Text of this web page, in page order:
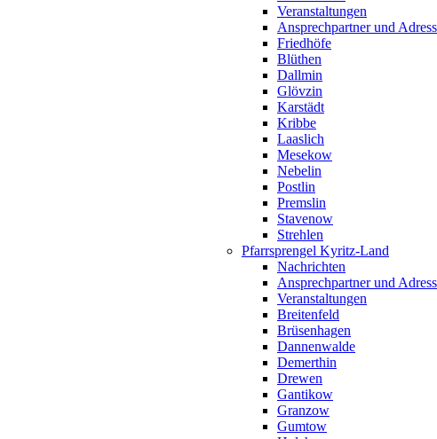
Veranstaltungen
Ansprechpartner und
Friedhöfe
Blüthen
Dallmin
Glövzin
Karstädt
Kribbe
Laaslich
Mesekow
Nebelin
Postlin
Premslin
Stavenow
Strehlen
Pfarrsprengel Kyritz-Land
Nachrichten
Ansprechpartner und
Veranstaltungen
Breitenfeld
Brüsenhagen
Dannenwalde
Demerthin
Drewen
Gantikow
Granzow
Gumtow